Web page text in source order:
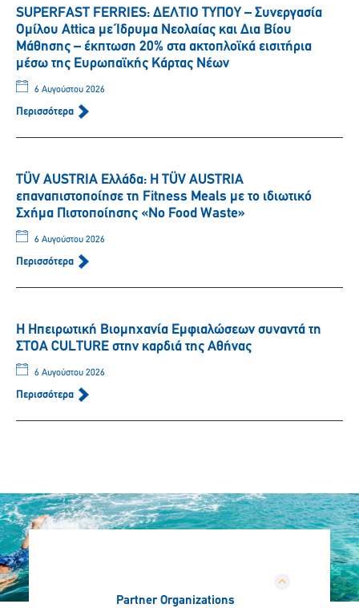
SUPERFAST FERRIES: ΔΕΛΤΙΟ ΤΥΠΟΥ – Συνεργασία
Ομίλου Attica με Ίδρυμα Νεολαίας και Δια Βίου
Μάθησης – έκπτωση 20% στα ακτοπλοϊκά εισιτήρια
μέσω της Ευρωπαϊκής Κάρτας Νέων
6 Αυγούστου 2026
Περισσότερα
TÜV AUSTRIA Ελλάδα: Η TÜV AUSTRIA
επαναπιστοποίησε τη Fitness Meals με το ιδιωτικό
Σχήμα Πιστοποίησης «No Food Waste»
6 Αυγούστου 2026
Περισσότερα
Η Ηπειρωτική Βιομηχανία Εμφιαλώσεων συναντά τη
ΣΤΟΑ CULTURE στην καρδιά της Αθήνας
6 Αυγούστου 2026
Περισσότερα
Partner Organizations